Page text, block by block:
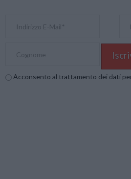
Acconsento al trattamento dei dati